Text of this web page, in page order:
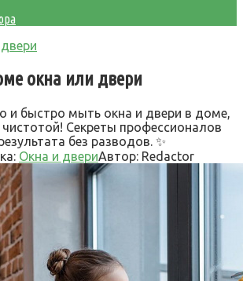
окна или двери
и быстро мыть окна и двери в доме,
Секреты профессионалов
без разводов. ✨
Окна и двериАвтор: Redactor